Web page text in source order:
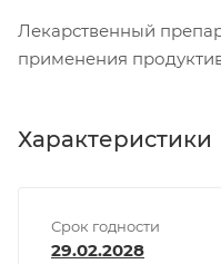
Лекарственный
применения
Характеристики
Срок годности
29.02.2028